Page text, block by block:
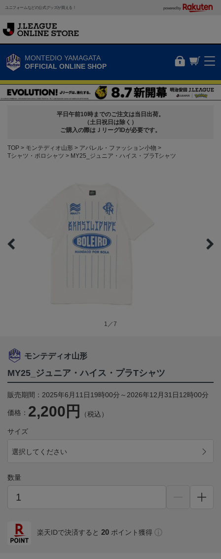
ユニフォームなどの公式グッズが買える！ powered by
MONTEDIO YAMAGATA
OFFICIAL ONLINE SHOP
平日午前10時までのご注文は当日出荷。
（土日祝日は除く）
ご購入の際はＪリーグIDが必要です。
TOP モンテディオ山形
アパレル・ファッション小物
Tシャツ・ポロシャツ
MY25_ジュニア・ハイス・プラTシャツ
1／7
モンテディオ山形
MY25_ジュニア・ハイス・プラTシャツ
販売期間：2025年6月11日19時00分～2026年12月31日12時00分
価格： 2,200円 （税込）
サイズ
選択してください
数量
楽天IDで決済すると 20 ポイント獲得